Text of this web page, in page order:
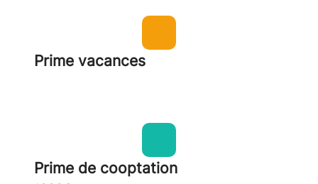
Prime vacances
Prime de cooptation